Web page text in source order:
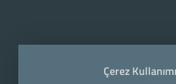
Çerez Kullanımı